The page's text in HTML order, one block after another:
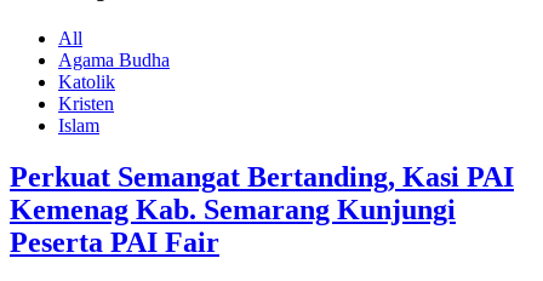
All
Agama Budha
Katolik
Kristen
Islam
Perkuat Semangat Bertanding, Kasi PAI
Kemenag Kab. Semarang Kunjungi
Peserta PAI Fair